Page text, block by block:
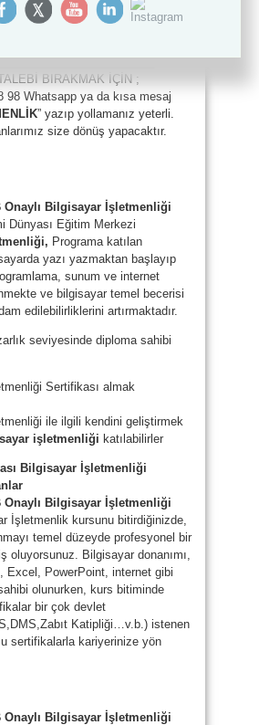
telefondan direk iletişime
BIRAKMAK İÇİN ;
98 Whatsapp ya da kısa mesaj
” yazıp yollamanız yeterli.
size dönüş yapacaktır.
Onaylı Bilgisayar İşletmenliği
Dünyası Eğitim Merkezi
Programa katılan
yazı yazmaktan başlayıp
sunum ve internet
ve bilgisayar temel becerisi
edilebilirliklerini artırmaktadır.
seviyesinde diploma sahibi
Sertifikası almak
ile ilgili kendini geliştirmek
işletmenliği katılabilirler
Bilgisayar İşletmenliği
Onaylı Bilgisayar İşletmenliği
İşletmenlik kursunu bitirdiğinizde,
temel düzeyde profesyonel bir
oluyorsunuz. Bilgisayar donanımı,
Excel, PowerPoint, internet gibi
olunurken, kurs bitiminde
bir çok devlet
Katipliği…v.b.) istenen
sertifikalarla kariyerinize yön
Onaylı Bilgisayar İşletmenliği